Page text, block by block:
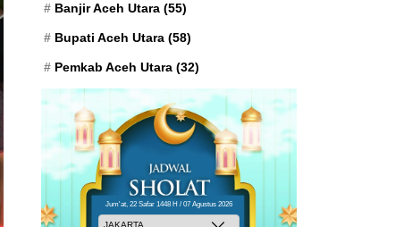
Banjir Aceh Utara (55)
Bupati Aceh Utara (58)
Pemkab Aceh Utara (32)
Jum'at, 22 Safar 1448 H / 07 Agustus 2026